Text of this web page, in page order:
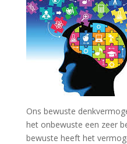
Ons bewuste
het onbewuste een zeer
bewuste heeft het